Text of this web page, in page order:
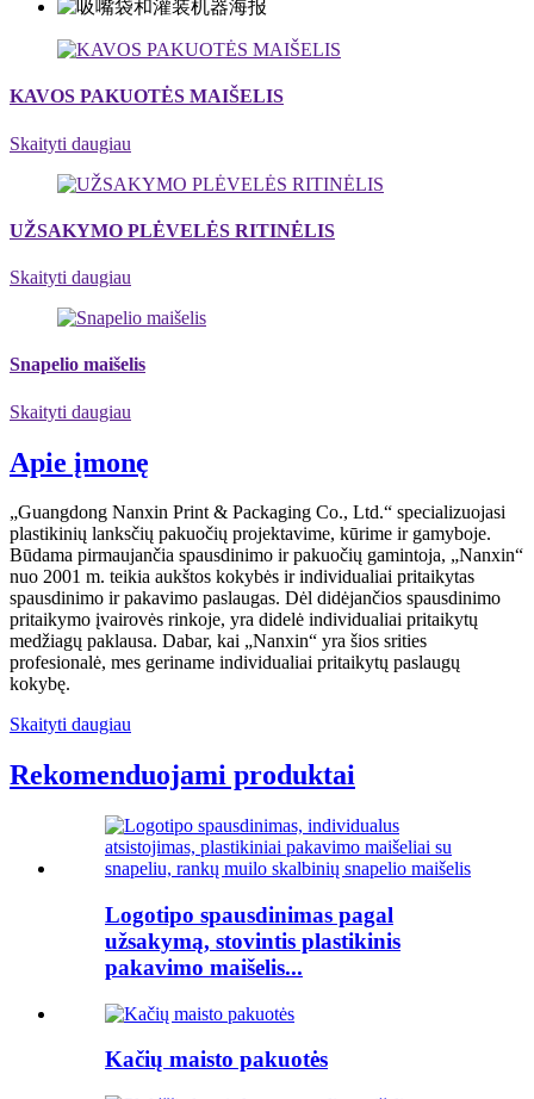
KAVOS PAKUOTĖS MAIŠELIS
Skaityti daugiau
UŽSAKYMO PLĖVELĖS RITINĖLIS
Skaityti daugiau
Snapelio maišelis
Skaityti daugiau
Apie įmonę
„Guangdong Nanxin Print & Packaging Co., Ltd.“ specializuojasi
plastikinių lanksčių pakuočių projektavime, kūrime ir gamyboje.
Būdama pirmaujančia spausdinimo ir pakuočių gamintoja, „Nanxin“
nuo 2001 m. teikia aukštos kokybės ir individualiai pritaikytas
spausdinimo ir pakavimo paslaugas. Dėl didėjančios spausdinimo
pritaikymo įvairovės rinkoje, yra didelė individualiai pritaikytų
medžiagų paklausa. Dabar, kai „Nanxin“ yra šios srities
profesionalė, mes geriname individualiai pritaikytų paslaugų
kokybę.
Skaityti daugiau
Rekomenduojami produktai
Logotipo spausdinimas pagal
užsakymą, stovintis plastikinis
pakavimo maišelis...
Kačių maisto pakuotės